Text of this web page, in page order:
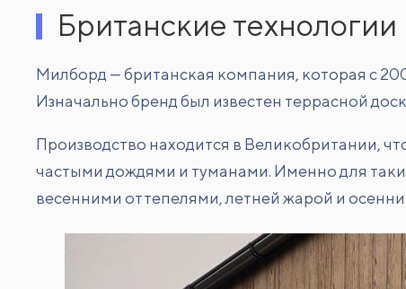
Британские
Милборд — британская компания, которая с
Изначально бренд был известен террасной
Производство находится в Великобритании,
частыми дождями и туманами. Именно для
весенними оттепелями, летней жарой и